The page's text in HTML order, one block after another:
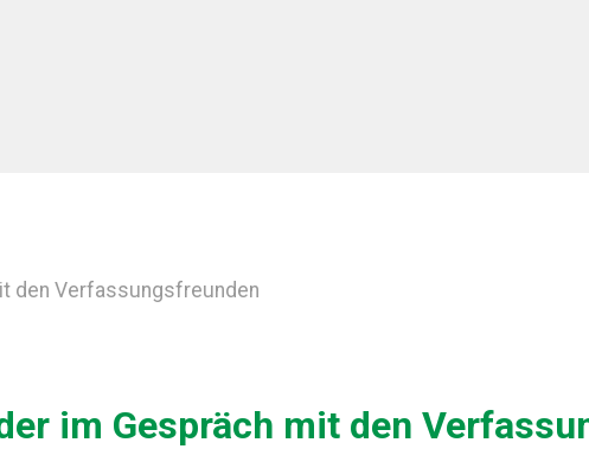
den Verfassungsfreunden
im Gespräch mit den